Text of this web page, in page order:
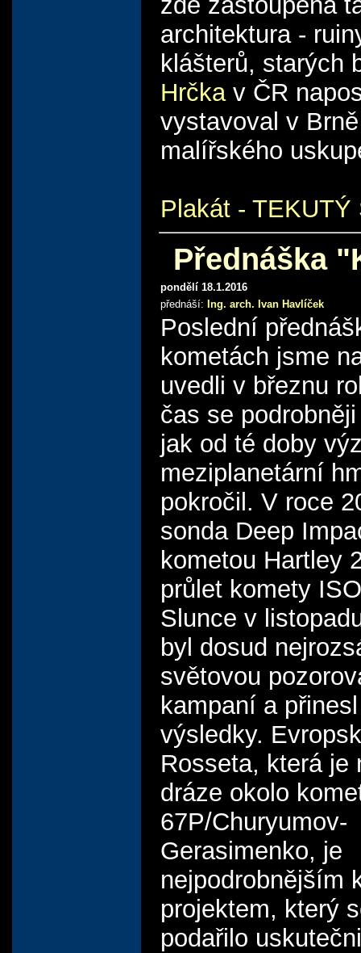
architektura -
klášterů, starých
Hrčkav ČR
vystavoval v
malířského
Plakát - TEKUTÝ
Přednáška
pondělí 18.1.2016
přednáší: Ing. arch. Ivan Havlíček
Poslední
kometách jsme
uvedli v březnu
čas se
jak od té doby
meziplanetární
pokročil. V roce
sonda Deep
kometou Hartley
průlet komety
Slunce v
byl dosud
světovou
kampaní a
výsledky.
Rosseta, která je
dráze okolo
67P/Churyumov-
Gerasimenko, je
nejpodrobnějším
projektem, který
podařilo